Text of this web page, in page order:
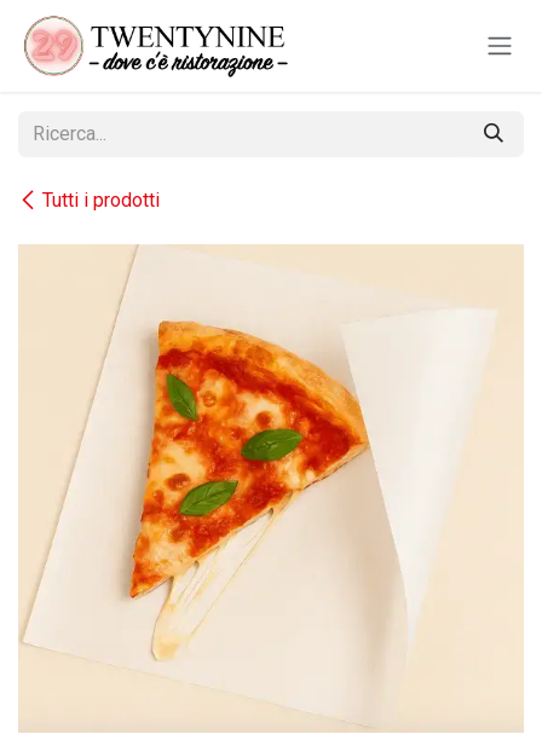
Passa al contenuto
Tutti i prodotti